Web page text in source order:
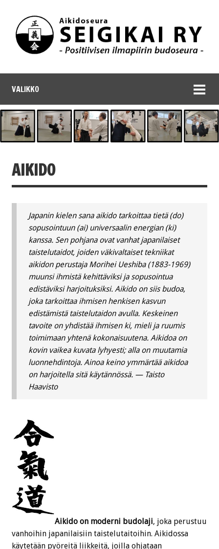
VALIKKO
AIKIDO
Japanin kielen sana aikido tarkoittaa tietä (do)
sopusointuun (ai) universaalin energian (ki)
kanssa. Sen pohjana ovat vanhat japanilaiset
taistelutaidot, joiden väkivaltaiset tekniikat
aikidon perustaja Morihei Ueshiba (1883-1969)
muunsi ihmistä kehittäviksi ja sopusointua
edistäviksi harjoituksiksi. Aikido on siis budoa,
joka tarkoittaa ihmisen henkisen kasvun
edistämistä taistelutaidon avulla. Keskeinen
tavoite on yhdistää ihmisen ki, mieli ja ruumis
toimimaan yhtenä kokonaisuutena. Aikidoa on
kovin vaikea kuvata lyhyesti; alla on muutamia
luonnehdintoja. Ainoa keino ymmärtää aikidoa
on harjoitella sitä käytännössä. — Taisto
Haavisto
Aikido on moderni budolaji, joka perustuu
vanhoihin japanilaisiin taistelutaitoihin. Aikidossa
käytetään pyöreitä liikkeitä, joilla ohjataan